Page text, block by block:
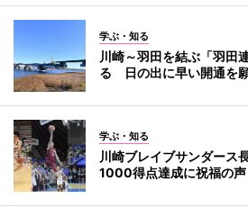
学ぶ・知る
川崎～羽田を結ぶ「羽田
る 日の出に早い開通を
学ぶ・知る
川崎ブレイブサンダース
1000得点達成に祝福の声